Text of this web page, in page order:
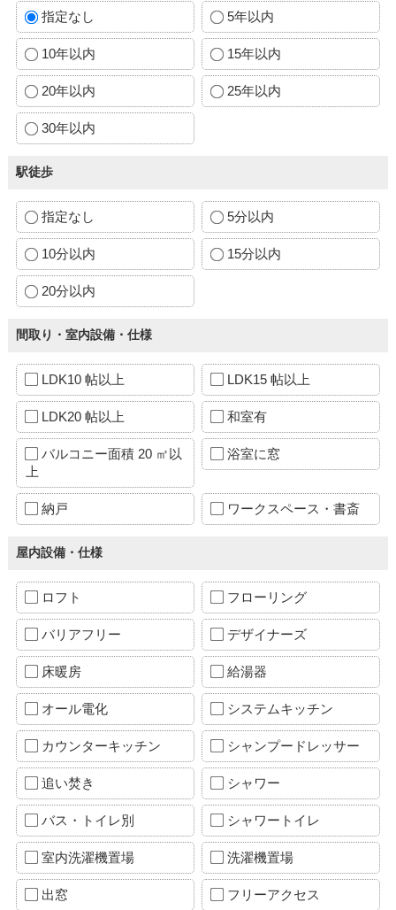
指定なし 5年以内
10年以内 15年以内
20年以内 25年以内
30年以内
駅徒歩
指定なし 5分以内
10分以内 15分以内
20分以内
間取り・室内設備・仕様
LDK10 帖以上 LDK15 帖以上
LDK20 帖以上 和室有
バルコニー面積 20 ㎡以
上
浴室に窓
納戸 ワークスペース・書斎
屋内設備・仕様
ロフト フローリング
バリアフリー デザイナーズ
床暖房 給湯器
オール電化 システムキッチン
カウンターキッチン シャンプードレッサー
追い焚き シャワー
バス・トイレ別 シャワートイレ
室内洗濯機置場 洗濯機置場
出窓 フリーアクセス